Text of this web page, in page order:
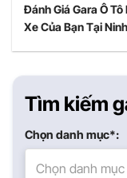
Đánh Giá Gara Ô
Xe Của Bạn Tại
Tìm kiếm
Chọn danh mục*:
Chọn danh mục